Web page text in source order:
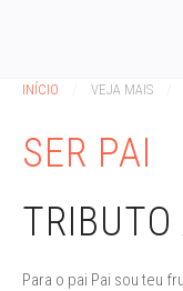
INÍCIO VEJA MAIS
SER PAI
TRIBUTO
Para o pai Pai sou teu